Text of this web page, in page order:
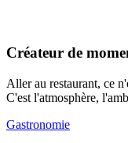
Créateur de
Aller au restaurant, ce
C'est l'atmosphère,
Gastronomie